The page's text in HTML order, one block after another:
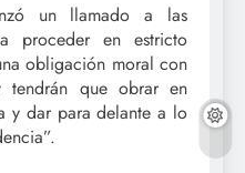
un llamado a las
proceder en estricto
obligación moral con
que obrar en
y dar para delante a lo